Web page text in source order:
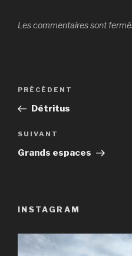
Les commentaires sont
Navigation
l’article
Article
précédent
PRÉCÉDENT
Détritus
Article
suivant
SUIVANT
Grands espaces
INSTAGRAM